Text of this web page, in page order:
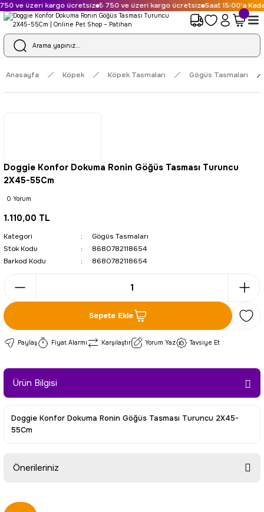
ve üzeri kargo ücretsiz ₺ 750 ve üzeri kargo ücretsiz Saat 15:00'a
Anasayfa Köpek Köpek Tasmaları Gögüs Tasmaları
Doggie Konfor Dokuma Ronin Göğüs Tasması Turuncu
2X45-55Cm
0 Yorum
1.110,00 TL
Kategori
Gögüs Tasmaları
Stok Kodu
8680782118654
Barkod Kodu
8680782118654
Sepete Ekle
Paylaş Fiyat Alarmı Karşılaştır Yorum Yaz Tavsiye Et
Ürün Bilgisi
Doggie Konfor Dokuma Ronin Göğüs Tasması Turuncu 2X45-
55Cm
Önerileriniz
Bu ürünün fiyat bilgisi, resim, ürün açıklamalarında ve diğer